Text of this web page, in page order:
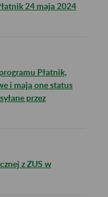
24 maja 2024
Płatnik,
i mają one status
przez
z ZUS w